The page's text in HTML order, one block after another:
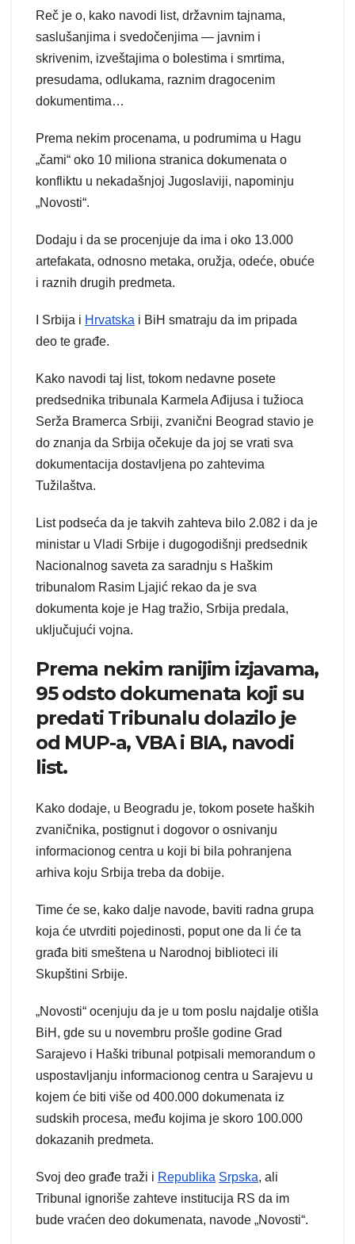
Reč je o, kako navodi list, državnim tajnama,
saslušanjima i svedočenjima — javnim i
skrivenim, izveštajima o bolestima i smrtima,
presudama, odlukama, raznim dragocenim
dokumentima…
Prema nekim procenama, u podrumima u Hagu
„čami“ oko 10 miliona stranica dokumenata o
konfliktu u nekadašnjoj Jugoslaviji, napominju
„Novosti“.
Dodaju i da se procenjuje da ima i oko 13.000
artefakata, odnosno metaka, oružja, odeće, obuće
i raznih drugih predmeta.
I Srbija i Hrvatska i BiH smatraju da im pripada
deo te građe.
Kako navodi taj list, tokom nedavne posete
predsednika tribunala Karmela Ađijusa i tužioca
Serža Bramerca Srbiji, zvanični Beograd stavio je
do znanja da Srbija očekuje da joj se vrati sva
dokumentacija dostavljena po zahtevima
Tužilaštva.
List podseća da je takvih zahteva bilo 2.082 i da je
ministar u Vladi Srbije i dugogodišnji predsednik
Nacionalnog saveta za saradnju s Haškim
tribunalom Rasim Ljajić rekao da je sva
dokumenta koje je Hag tražio, Srbija predala,
uključujući vojna.
Prema nekim ranijim izjavama,
95 odsto dokumenata koji su
predati Tribunalu dolazilo je
od MUP-a, VBA i BIA, navodi
list.
Kako dodaje, u Beogradu je, tokom posete haških
zvaničnika, postignut i dogovor o osnivanju
informacionog centra u koji bi bila pohranjena
arhiva koju Srbija treba da dobije.
Time će se, kako dalje navode, baviti radna grupa
koja će utvrditi pojedinosti, poput one da li će ta
građa biti smeštena u Narodnoj biblioteci ili
Skupštini Srbije.
„Novosti“ ocenjuju da je u tom poslu najdalje otišla
BiH, gde su u novembru prošle godine Grad
Sarajevo i Haški tribunal potpisali memorandum o
uspostavljanju informacionog centra u Sarajevu u
kojem će biti više od 400.000 dokumenata iz
sudskih procesa, među kojima je skoro 100.000
dokazanih predmeta.
Svoj deo građe traži i Republika Srpska, ali
Tribunal ignoriše zahteve institucija RS da im
bude vraćen deo dokumenata, navode „Novosti“.